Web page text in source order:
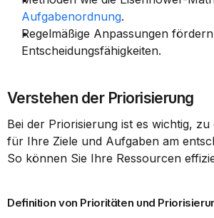
Aufgabenordnung.
Regelmäßige Anpassungen
Entscheidungsfähigkeiten.
Verstehen der Priorisierung
Bei der Priorisierung ist es wichtig,
für Ihre Ziele und Aufgaben am
So können Sie Ihre Ressourcen
Definition von Prioritäten und